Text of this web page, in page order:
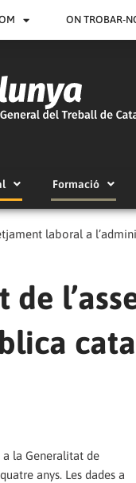
ON TROBAR-
Formació
laboral a
de
la Generalitat de
anys. Les dades a